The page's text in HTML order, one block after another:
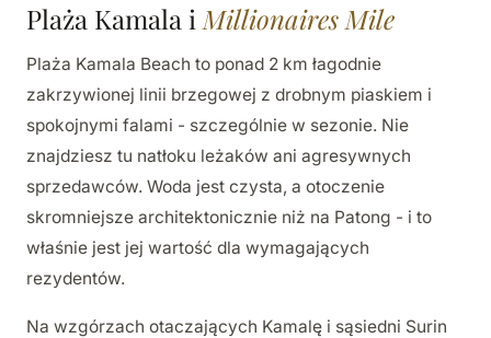
Plaża Kamala i Millionaires Mile
Plaża Kamala Beach to ponad 2 km łagodnie
zakrzywionej linii brzegowej z drobnym piaskiem i
spokojnymi falami - szczególnie w sezonie. Nie
znajdziesz tu natłoku leżaków ani agresywnych
sprzedawców. Woda jest czysta, a otoczenie
skromniejsze architektonicznie niż na Patong - i to
właśnie jest jej wartość dla wymagających
rezydentów.
Na wzgórzach otaczających Kamalę i sąsiedni Surin